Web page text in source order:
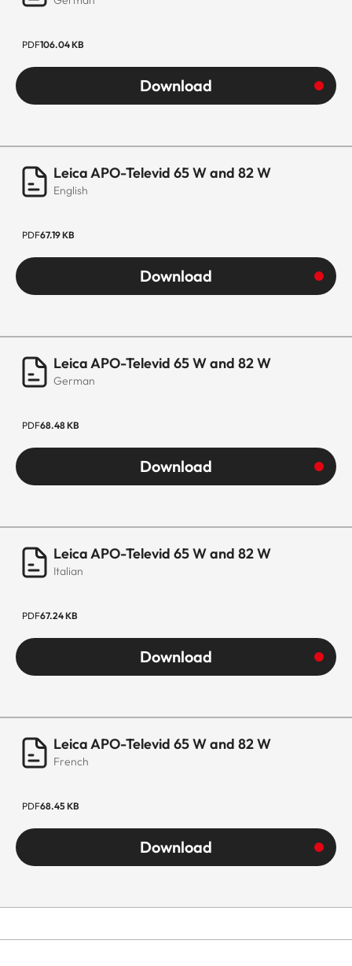
PDF106.04 KB
Download
Leica APO-Televid 65 W and 82 W
English
PDF67.19 KB
Download
Leica APO-Televid 65 W and 82 W
German
PDF68.48 KB
Download
Leica APO-Televid 65 W and 82 W
Italian
PDF67.24 KB
Download
Leica APO-Televid 65 W and 82 W
French
PDF68.45 KB
Download